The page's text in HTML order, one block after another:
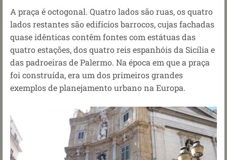
A praça é octogonal. Quatro lados são ruas, os quatro
lados restantes são edifícios barrocos,cujas fachadas
quase idênticas contêm fontescom estátuasdas
quatro estações, dos quatro reis espanhóis da Sicília e
das padroeiras de Palermo. Na época em que a praça
foi construída, era um dos primeiros grandes
exemplos de planejamento urbano na Europa.